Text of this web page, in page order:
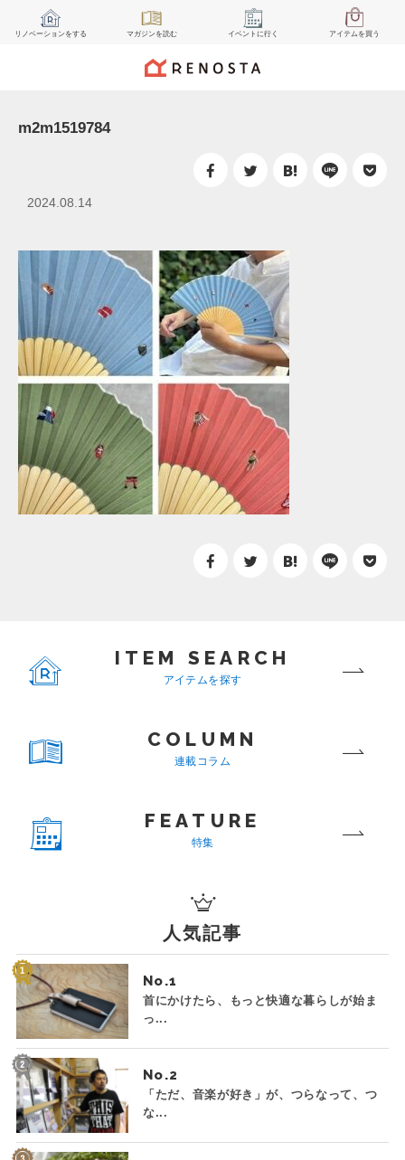
リノベーションをする マガジンを読む イベント に行く アイテムを買う
m2m1519784
2024.08.14
ITEM SEARCH
アイテムを探す
COLUMN
連載コラム
FEATURE
特集
人気記事
No.
首にかけたら、もっと快適な暮らしが始ま
っ...
No.
「ただ、音楽が好き」が、つらなって、つ
な...